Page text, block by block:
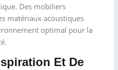
Des mobiliers
matériaux acoustiques
optimal pour la
Et De